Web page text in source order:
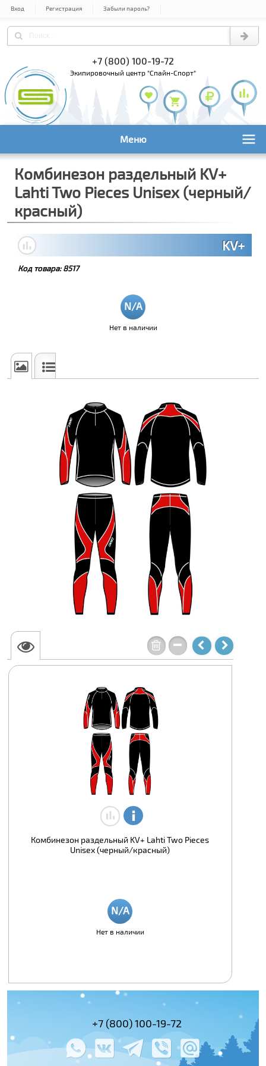
Вход Регистрация Забыли пароль?
+7 (800) 100-19-72
экипировочный центр "Спайн-Спорт"
Меню
Комбинезон раздельный KV+
Lahti Two Pieces Unisex (черный/
красный)
KV+
Код товара: 8517
Нет в наличии
Комбинезон раздельный KV+ Lahti Two Pieces
Unisex (черный/красный)
Нет в наличии
+7 (495)
+7 (800) 100-19-72